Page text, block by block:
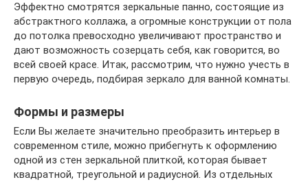
Эффектно смотрятся зеркальные панно, состоящие из
абстрактного коллажа, а огромные конструкции от пола
до потолка превосходно увеличивают пространство и
дают возможность созерцать себя, как говорится, во
всей своей красе. Итак, рассмотрим, что нужно учесть в
первую очередь, подбирая зеркало для ванной комнаты.
Формы и размеры
Если Вы желаете значительно преобразить интерьер в
современном стиле, можно прибегнуть к оформлению
одной из стен зеркальной плиткой, которая бывает
квадратной, треугольной и радиусной. Из отдельных